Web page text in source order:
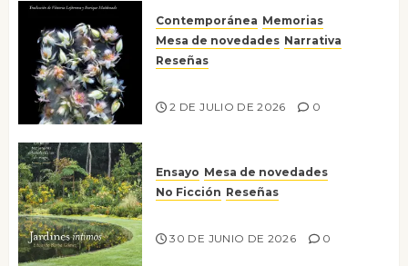
Contemporánea Memorias
Mesa de novedades Narrativa
Reseñas
2 DE JULIO DE 2026 0
Ensayo Mesa de novedades
No Ficción Reseñas
30 DE JUNIO DE 2026 0